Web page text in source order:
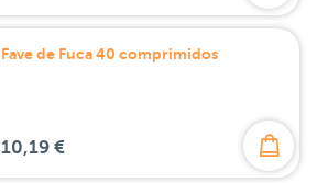
Fave de Fuca 40 comprimidos
10,19 €